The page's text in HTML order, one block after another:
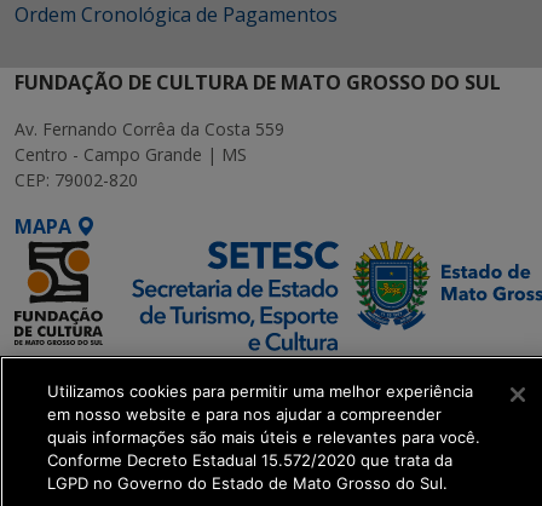
Ordem Cronológica de Pagamentos
FUNDAÇÃO DE CULTURA DE MATO GROSSO DO SUL
Av. Fernando Corrêa da Costa 559
Centro - Campo Grande | MS
CEP: 79002-820
MAPA
SETDIG | Secretaria-
Executiva de
Transformação Digital
Utilizamos cookies para permitir uma melhor experiência
em nosso website e para nos ajudar a compreender
quais informações são mais úteis e relevantes para você.
Conforme Decreto Estadual 15.572/2020 que trata da
LGPD no Governo do Estado de Mato Grosso do Sul.